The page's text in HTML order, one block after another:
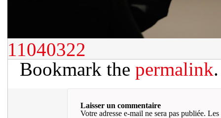
11040322
Bookmark the permalink.
Laisser un commentaire
Votre adresse e-mail ne sera pas publiée. Les